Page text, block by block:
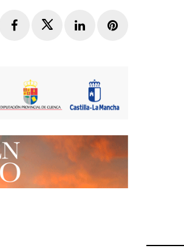
FacebookTwitterLinkedInPinterest